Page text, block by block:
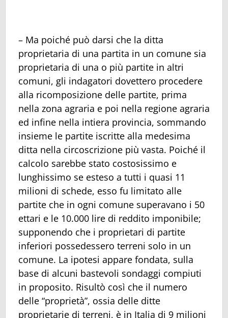
– Ma poiché può darsi che la ditta
proprietaria di una partita in un comune sia
proprietaria di una o più partite in altri
comuni, gli indagatori dovettero procedere
alla ricomposizione delle partite, prima
nella zona agraria e poi nella regione agraria
ed infine nella intiera provincia, sommando
insieme le partite iscritte alla medesima
ditta nella circoscrizione più vasta. Poiché il
calcolo sarebbe stato costosissimo e
lunghissimo se esteso a tutti i quasi 11
milioni di schede, esso fu limitato alle
partite che in ogni comune superavano i 50
ettari e le 10.000 lire di reddito imponibile;
supponendo che i proprietari di partite
inferiori possedessero terreni solo in un
comune. La ipotesi appare fondata, sulla
base di alcuni bastevoli sondaggi compiuti
in proposito. Risultò così che il numero
delle “proprietà”, ossia delle ditte
proprietarie di terreni, è in Italia di 9 milioni